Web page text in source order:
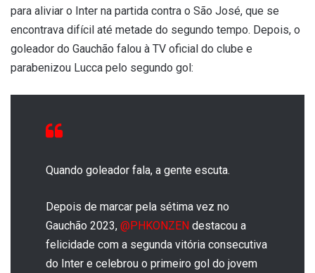
para aliviar o Inter na partida contra o São José, que se
encontrava difícil até metade do segundo tempo. Depois, o
goleador do Gauchão falou à TV oficial do clube e
parabenizou Lucca pelo segundo gol:
Quando goleador fala, a gente escuta.
Depois de marcar pela sétima vez no
Gauchão 2023, @PHKONZEN destacou a
felicidade com a segunda vitória consecutiva
do Inter e celebrou o primeiro gol do jovem